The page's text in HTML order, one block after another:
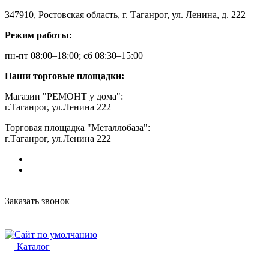
347910, Ростовская область, г. Таганрог, ул. Ленина, д. 222
Режим работы:
пн-пт 08:00–18:00; сб 08:30–15:00
Наши торговые площадки:
Магазин "РЕМОНТ у дома":
г.Таганрог, ул.Ленина 222
Торговая площадка "Металлобаза":
г.Таганрог, ул.Ленина 222
Заказать звонок
Каталог